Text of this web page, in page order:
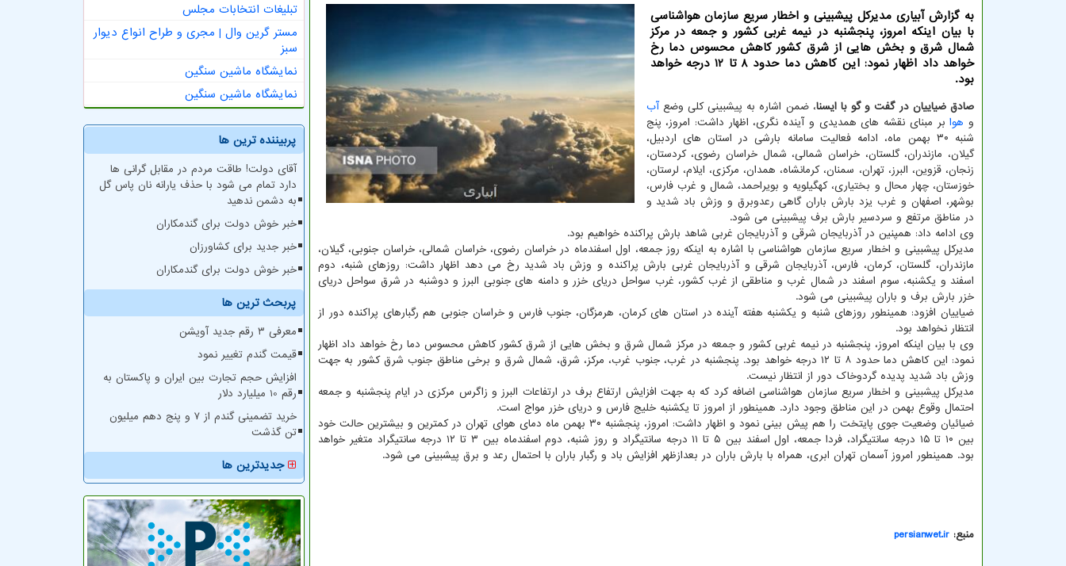
به گزارش آبیاری مدیرکل پیشبینی و اخطار سریع سازمان هواشناسی
با بیان اینکه امروز، پنجشنبه در نیمه غربی کشور و جمعه در مرکز
شمال شرق و بخش هایی از شرق کشور کاهش محسوس دما رخ
خواهد داد اظهار نمود: این کاهش دما حدود ۸ تا ۱۲ درجه خواهد
بود.
صادق ضیاییان در گفت و گو با ایسنا، ضمن اشاره به پیشبینی کلی وضعآب
و هوابر مبنای نقشه های همدیدی و آینده نگری، اظهار داشت: امروز، پنج
شنبه ۳۰ بهمن ماه، ادامه فعالیت سامانه بارشی در استان های اردبیل،
گیلان، مازندران، گلستان، خراسان شمالی، شمال خراسان رضوی، کردستان،
زنجان، قزوین، البرز، تهران، سمنان، کرمانشاه، همدان، مرکزی، ایلام، لرستان،
خوزستان، چهار محال و بختیاری، کهگیلویه و بویراحمد، شمال و غرب فارس،
بوشهر، اصفهان و غرب یزد بارش باران گاهی رعدوبرق و وزش باد شدید و
در مناطق مرتفع و سردسیر بارش برف پیشبینی می شود.
وی ادامه داد: همپنین در آذربایجان شرقی و آذربایجان غربی شاهد بارش پراکنده خواهیم بود.
مدیرکل پیشبینی و اخطار سریع سازمان هواشناسی با اشاره به اینکه روز جمعه، اول اسفندماه در خراسان رضوی، خراسان شمالی، خراسان جنوبی، گیلان،
مازندران، گلستان، کرمان، فارس، آذربایجان شرقی و آذربایجان غربی بارش پراکنده و وزش باد شدید رخ می دهد اظهار داشت: روزهای شنبه، دوم
اسفند و یکشنبه، سوم اسفند در شمال غرب و مناطقی از غرب کشور، غرب سواحل دریای خزر و دامنه های جنوبی البرز و دوشنبه در شرق سواحل دریای
خزر بارش برف و باران پیشبینی می شود.
ضیاییان افزود: همینطور روزهای شنبه و یکشنبه هفته آینده در استان های کرمان، هرمزگان، جنوب فارس و خراسان جنوبی هم رگبارهای پراکنده دور از
انتظار نخواهد بود.
وی با بیان اینکه امروز، پنجشنبه در نیمه غربی کشور و جمعه در مرکز شمال شرق و بخش هایی از شرق کشور کاهش محسوس دما رخ خواهد داد اظهار
نمود: این کاهش دما حدود ۸ تا ۱۲ درجه خواهد بود. پنجشنبه در غرب، جنوب غرب، مرکز، شرق، شمال شرق و برخی مناطق جنوب شرق کشور به جهت
وزش باد شدید پدیده گردوخاک دور از انتظار نیست.
مدیرکل پیشبینی و اخطار سریع سازمان هواشناسی اضافه کرد که به جهت افزایش ارتفاع برف در ارتفاعات البرز و زاگرس مرکزی در ایام پنجشنبه و جمعه
احتمال وقوع بهمن در این مناطق وجود دارد. همینطور از امروز تا یکشنبه خلیج فارس و دریای خزر مواج است.
ضیائیان وضعیت جوی پایتخت را هم پیش بینی نمود و اظهار داشت: امروز، پنجشنبه ۳۰ بهمن ماه دمای هوای تهران در کمترین و بیشترین حالت خود
بین ۱۰ تا ۱۵ درجه سانتیگراد، فردا جمعه، اول اسفند بین ۵ تا ۱۱ درجه سانتیگراد و روز شنبه، دوم اسفندماه بین ۳ تا ۱۲ درجه سانتیگراد متغیر خواهد
بود. همینطور امروز آسمان تهران ابری، همراه با بارش باران در بعدازظهر افزایش باد و رگبار باران با احتمال رعد و برق پیشبینی می شود.
منبع: persianwet.ir
تبلیغات انتخابات مجلس
مستر گرین وال | مجری و طراح انواع دیوار
سبز
نمایشگاه ماشین سنگین
نمایشگاه ماشین سنگین
پربیننده ترین ها
آقای دولت! طاقت مردم در مقابل گرانی ها
دارد تمام می شود با حذف یارانه نان پاس گل
به دشمن ندهید
خبر خوش دولت برای گندمکاران
خبر جدید برای کشاورزان
خبر خوش دولت برای گندمکاران
پربحث ترین ها
معرفی ۳ رقم جدید آویشن
قیمت گندم تغییر نمود
افزایش حجم تجارت بین ایران و پاکستان به
رقم 10 میلیارد دلار
خرید تضمینی گندم از ۷ و پنج دهم میلیون
تن گذشت
جدیدترین ها